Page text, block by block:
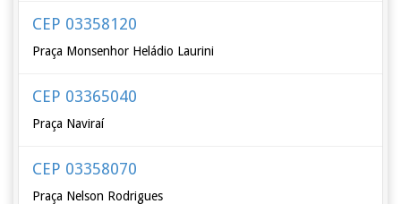
CEP 03358120
Praça Monsenhor Heládio Laurini
CEP 03365040
Praça Naviraí
CEP 03358070
Praça Nelson Rodrigues